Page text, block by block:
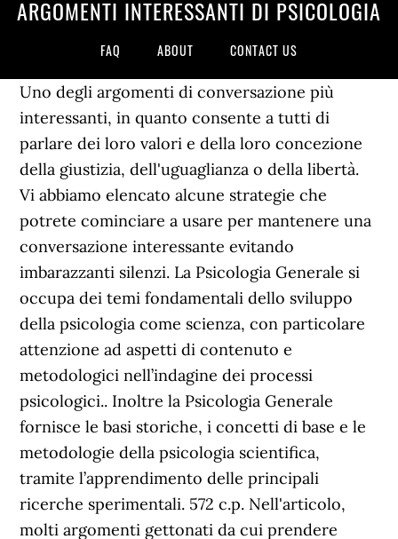
ARGOMENTI INTERESSANTI DI PSICOLOGIA
FAQ ABOUT CONTACT US
Uno degli argomenti di conversazione più
interessanti, in quanto consente a tutti di
parlare dei loro valori e della loro concezione
della giustizia, dell'uguaglianza o della libertà.
Vi abbiamo elencato alcune strategie che
potrete cominciare a usare per mantenere una
conversazione interessante evitando
imbarazzanti silenzi. La Psicologia Generale si
occupa dei temi fondamentali dello sviluppo
della psicologia come scienza, con particolare
attenzione ad aspetti di contenuto e
metodologici nell’indagine dei processi
psicologici.. Inoltre la Psicologia Generale
fornisce le basi storiche, i concetti di base e le
metodologie della psicologia scientifica,
tramite l’apprendimento delle principali
ricerche sperimentali. 572 c.p. Nell'articolo,
molti argomenti gettonati da cui prendere